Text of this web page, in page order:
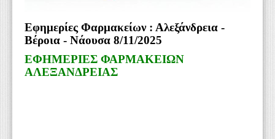
Εφημερίες Φαρμακείων : Αλεξάνδρεια -
Βέροια - Νάουσα 8/11/2025
ΕΦΗΜΕΡΙΕΣ ΦΑΡΜΑΚΕΙΩΝ
ΑΛΕΞΑΝΔΡΕΙΑΣ